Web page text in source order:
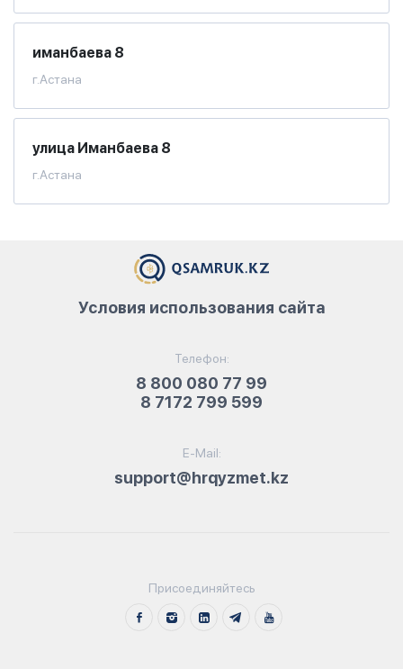
иманбаева 8
г.Астана
улица Иманбаева 8
г.Астана
Телефон:
8 800 080 77 99
8 7172 799 599
E-Mail:
support@hrqyzmet.kz
Условия использования сайта
Присоединяйтесь